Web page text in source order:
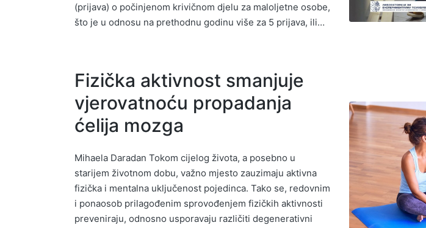
(prijava) o počinjenom krivičnom djelu za maloljetne osobe,
što je u odnosu na prethodnu godinu više za 5 prijava, ili…
Fizička aktivnost smanjuje
vjerovatnoću propadanja
ćelija mozga
Mihaela Daradan Tokom cijelog života, a posebno u
starijem životnom dobu, važno mjesto zauzimaju aktivna
fizička i mentalna uključenost pojedinca. Tako se, redovnim
i ponaosob prilagođenim sprovođenjem fizičkih aktivnosti
preveniraju, odnosno usporavaju različiti degenerativni